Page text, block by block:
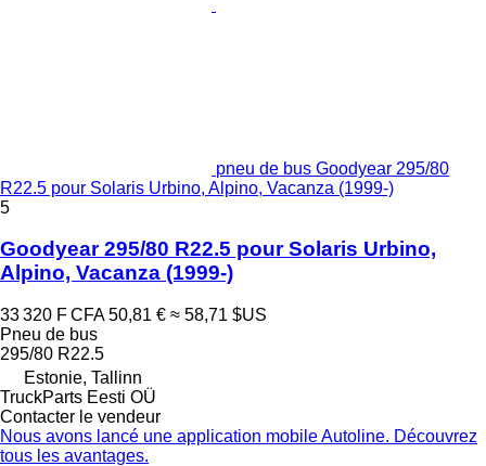
pneu de bus Goodyear 295/80
R22.5 pour Solaris Urbino, Alpino, Vacanza (1999-)
5
Goodyear 295/80 R22.5 pour Solaris Urbino,
Alpino, Vacanza (1999-)
33 320 F CFA 50,81 € ≈ 58,71 $US
Pneu de bus
295/80 R22.5
Estonie, Tallinn
TruckParts Eesti OÜ
Contacter le vendeur
Nous avons lancé une application mobile Autoline. Découvrez
tous les avantages.